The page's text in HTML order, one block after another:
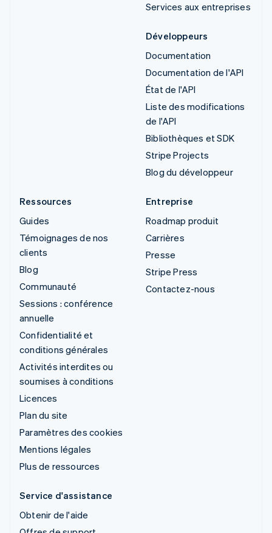
Services aux entreprises
Développeurs
Documentation
Documentation de l'API
État de l'API
Liste des modifications
de l'API
Bibliothèques et SDK
Stripe Projects
Blog du développeur
Ressources
Guides
Témoignages de nos
clients
Blog
Communauté
Sessions : conférence
annuelle
Confidentialité et
conditions générales
Activités interdites ou
soumises à conditions
Licences
Plan du site
Paramètres des cookies
Mentions légales
Plus de ressources
Entreprise
Roadmap produit
Carrières
Presse
Stripe Press
Contactez-nous
Service d'assistance
Obtenir de l'aide